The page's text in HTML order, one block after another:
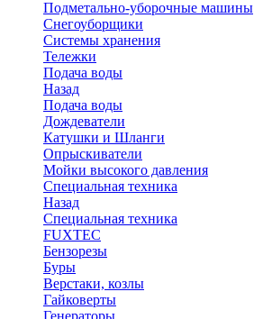
Подметально-уборочные машины
Снегоуборщики
Системы хранения
Тележки
Подача воды
Назад
Подача воды
Дождеватели
Катушки и Шланги
Опрыскиватели
Мойки высокого давления
Специальная техника
Назад
Специальная техника
FUXTEC
Бензорезы
Буры
Верстаки, козлы
Гайковерты
Генераторы